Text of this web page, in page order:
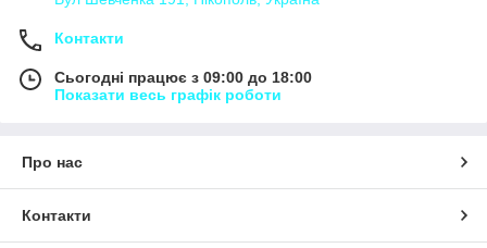
Контакти
Сьогодні працює з 09:00 до 18:00
Показати весь графік роботи
Про нас
Контакти